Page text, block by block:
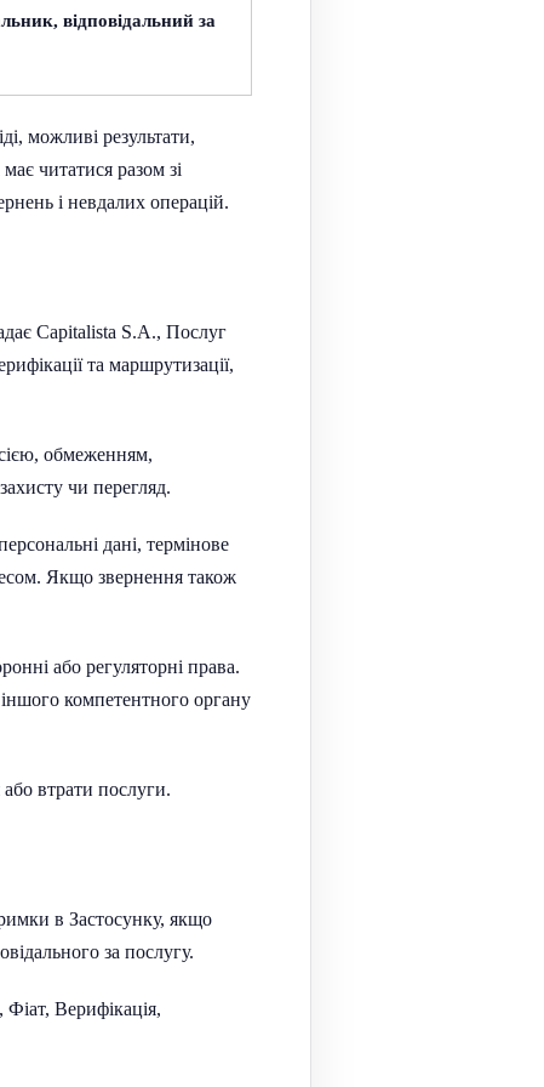
відповідальний за
можливі результати,
читатися разом зі
і невдалих операцій.
Capitalista S.A., Послуг
та маршрутизації,
обмеженням,
чи перегляд.
дані, термінове
Якщо звернення також
або регуляторні права.
компетентного органу
втрати послуги.
в Застосунку, якщо
за послугу.
Верифікація,